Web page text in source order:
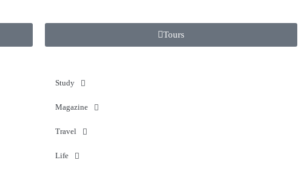
Tours
Study
Magazine
Travel
Life